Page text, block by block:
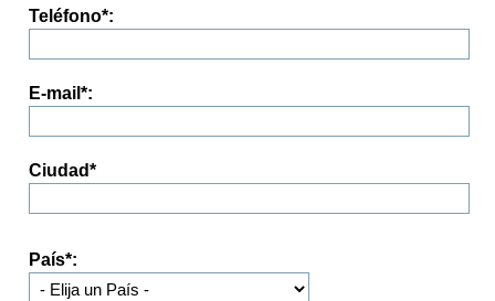
Teléfono*:
E-mail*:
Ciudad*
País*: